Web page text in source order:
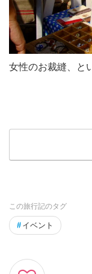
女性のお裁縫、と
この旅行記のタグ
# イベント